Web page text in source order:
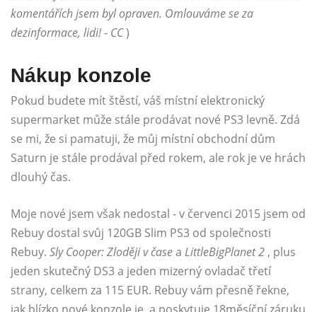
komentářích jsem byl opraven. Omlouváme se za
dezinformace, lidi! - CC)
Nákup konzole
Pokud budete mít štěstí, váš místní elektronický
supermarket může stále prodávat nové PS3 levně. Zdá
se mi, že si pamatuji, že můj místní obchodní dům
Saturn je stále prodával před rokem, ale rok je ve hrách
dlouhý čas.
Moje nové jsem však nedostal - v červenci 2015 jsem od
Rebuy dostal svůj 120GB Slim PS3 od společnosti
Rebuy. Sly Cooper: Zloději v časea LittleBigPlanet 2 , plus
jeden skutečný DS3 a jeden mizerný ovladač třetí
strany, celkem za 115 EUR. Rebuy vám přesně řekne,